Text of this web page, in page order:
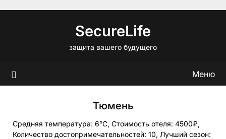
SecureLife
защита вашего будущего
Меню
Тюмень
Средняя температура: 6°C, Стоимость отеля: 4500₽,
Количество достопримечательностей: 10, Лучший сезон: